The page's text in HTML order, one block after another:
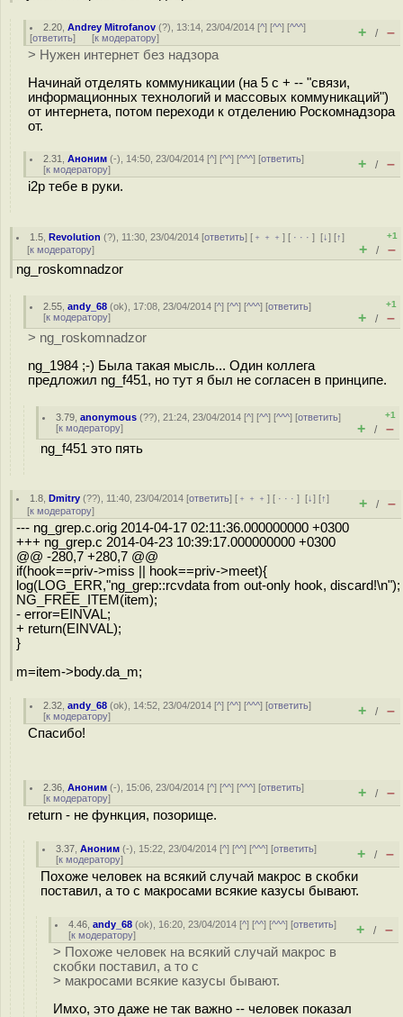
2.20 ,Andrey Mitrofanov (?), 13:14, 23/04/2014 [^] [^^] [^^^]
[ответить] [к модератору] + / –
> Нужен интернет без надзора
Начинай отделять коммуникации (на 5 с + -- "связи,
информационных технологий и массовых коммуникаций")
от интернета, потом переходи к отделению Роскомнадзора
от.
2.31 ,Аноним (-), 14:50, 23/04/2014 [^] [^^] [^^^] [ответить]
[к модератору] + / –
i2p тебе в руки.
1.5 ,Revolution (?), 11:30, 23/04/2014 [ответить] [ ﹢﹢﹢] [ · · ·][↓] [↑]
[к модератору]
+1
+ / –
ng_roskomnadzor
2.55 ,andy_68 (ok), 17:08, 23/04/2014 [^] [^^] [^^^] [ответить]
[к модератору]
+1
+ / –
> ng_roskomnadzor
ng_1984 ;-) Была такая мысль... Один коллега
предложил ng_f451, но тут я был не согласен в принципе.
3.79 ,anonymous (??), 21:24, 23/04/2014 [^] [^^] [^^^] [ответить]
[к модератору]
+1
+ / –
ng_f451 это пять
1.8 ,Dmitry (??), 11:40, 23/04/2014 [ответить] [ ﹢﹢﹢] [ · · ·][↓] [↑]
[к модератору] + / –
--- ng_grep.c.orig 2014-04-17 02:11:36.000000000 +0300
+++ ng_grep.c 2014-04-23 10:39:17.000000000 +0300
@@ -280,7 +280,7 @@
if(hook==priv->miss || hook==priv->meet){
log(LOG_ERR,"ng_grep::rcvdata from out-only hook, discard!\n");
NG_FREE_ITEM(item);
- error=EINVAL;
+ return(EINVAL);
}
m=item->body.da_m;
2.32 ,andy_68 (ok), 14:52, 23/04/2014 [^] [^^] [^^^] [ответить]
[к модератору] + / –
Спасибо!
2.36 ,Аноним (-), 15:06, 23/04/2014 [^] [^^] [^^^] [ответить]
[к модератору] + / –
return - не функция, позорище.
3.37 ,Аноним (-), 15:22, 23/04/2014 [^] [^^] [^^^] [ответить]
[к модератору] + / –
Похоже человек на всякий случай макрос в скобки
поставил, а то с макросами всякие казусы бывают.
4.46 ,andy_68 (ok), 16:20, 23/04/2014 [^] [^^] [^^^] [ответить]
[к модератору] + / –
> Похоже человек на всякий случай макрос в
скобки поставил, а то с
> макросами всякие казусы бывают.
Имхо, это даже не так важно -- человек показал